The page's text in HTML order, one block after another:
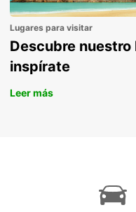
Lugares para visitar
Descubre nuestro
inspírate
Leer más